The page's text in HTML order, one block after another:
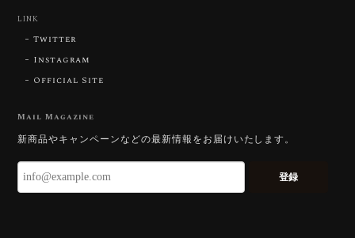
いです。 ウルウルとギラギラを一度に見ることができ
る不思議なカットだと感じました。強い煌めきだけで
LINK
Twitter
Instagram
Official Site
Mail Magazine
新商品やキャンペーンなどの最新情報をお届けいたします。
登録